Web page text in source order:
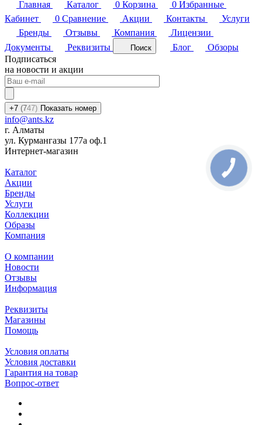
Главная
Каталог 0 Корзина 0 Избранные
Кабинет
0 Сравнение Акции Контакты
Услуги
Бренды
Отзывы Компания
Лицензии
Документы
Реквизиты Поиск Блог
Обзоры
Подписаться
на новости и акции
+7 (747) Показать номер
info@ants.kz
г. Алматы
ул. Курмангазы 177а оф.1
Интернет-магазин
Каталог
Акции
Бренды
Услуги
Коллекции
Образы
Компания
О компании
Новости
Отзывы
Информация
Реквизиты
Магазины
Помощь
Условия оплаты
Условия доставки
Гарантия на товар
Вопрос-ответ